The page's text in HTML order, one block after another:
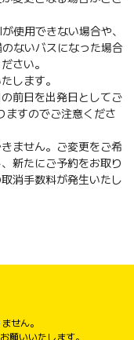
使用できない場合や、
ないバスになった場合
さい。
します。
前日を出発日としてご
すのでご注意くださ
ません。ご変更をご希
新たにご予約をお取り
消手数料が発生いたし
せん。
願いいたします。